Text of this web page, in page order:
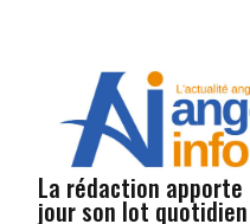
La rédaction apporte
jour son lot quotidien